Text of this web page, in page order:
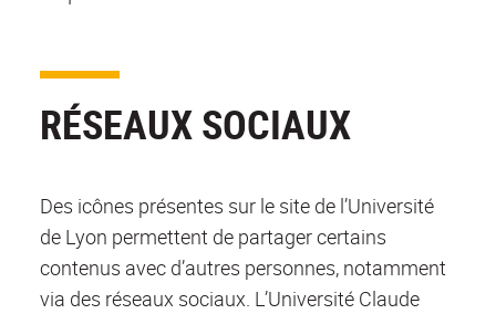
RÉSEAUX SOCIAUX
Des icônes présentes sur le site de l’Université
de Lyon permettent de partager certains
contenus avec d’autres personnes, notamment
via des réseaux sociaux. L’Université Claude